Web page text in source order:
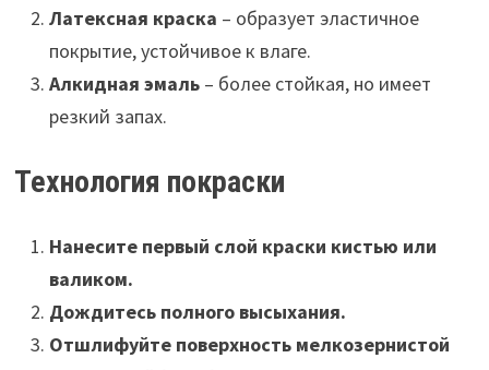
Латексная краска – образует эластичное
покрытие, устойчивое к влаге.
Алкидная эмаль– более стойкая, но имеет
резкий запах.
Технология покраски
Нанесите первый слой краски кистью или
валиком.
Дождитесь полного высыхания.
Отшлифуйте поверхность мелкозернистой